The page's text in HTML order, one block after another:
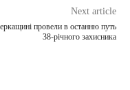
Next article
провели в останню путь
38-річного захисника